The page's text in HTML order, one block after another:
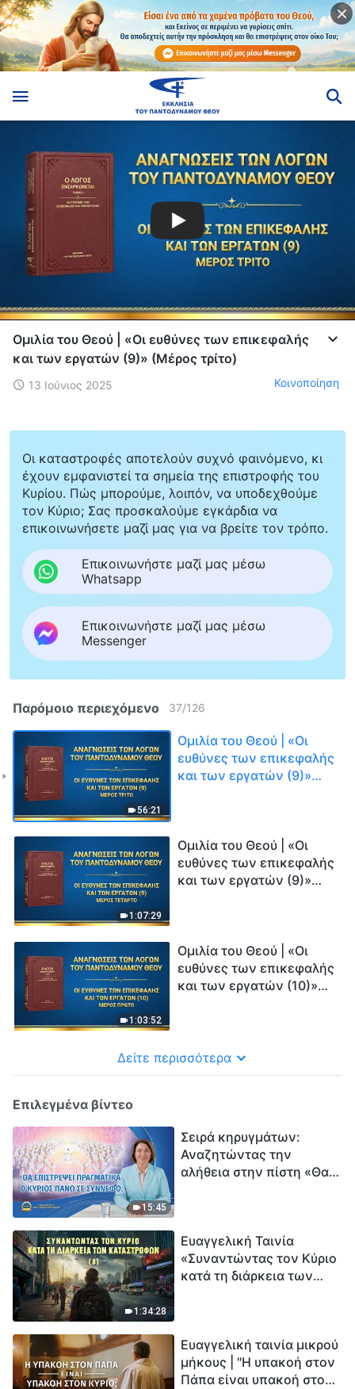
Ομιλία του Θεού | «Οι ευθύνες των επικεφαλής
και των εργατών (9)» (Μέρος τρίτο)
13 Ιούνιος 2025 Κοινοποίηση
Οι καταστροφές αποτελούν συχνό φαινόμενο, κι
έχουν εμφανιστεί τα σημεία της επιστροφής του
Κυρίου. Πώς μπορούμε, λοιπόν, να υποδεχθούμε
τον Κύριο; Σας προσκαλούμε εγκάρδια να
επικοινωνήσετε μαζί μας για να βρείτε τον τρόπο.
Επικοινωνήστε μαζί μας μέσω
Whatsapp
Επικοινωνήστε μαζί μας μέσω
Messenger
Παρόμοιο περιεχόμενο 37/126
56:21
Ομιλία του Θεού | «Οι
ευθύνες των επικεφαλής
και των εργατών (9)»
1:07:29
Ομιλία του Θεού | «Οι
ευθύνες των επικεφαλής
και των εργατών (9)»
1:03:52
Ομιλία του Θεού | «Οι
ευθύνες των επικεφαλής
και των εργατών (10)»
Δείτε περισσότερα
Επιλεγμένα βίντεο
15:45
Σειρά κηρυγμάτων:
Αναζητώντας την
αλήθεια στην πίστη «Θα
1:34:28
Ευαγγελική Ταινία
«Συναντώντας τον Κύριο
κατά τη διάρκεια των
εξαφάνισης». Οι
καταστροφές χτυπούν.
Ξεκινά η αντίστροφη
Ευαγγελική ταινία μικρού
μήκους | "Η υπακοή στον
Πάπα είναι υπακοή στον